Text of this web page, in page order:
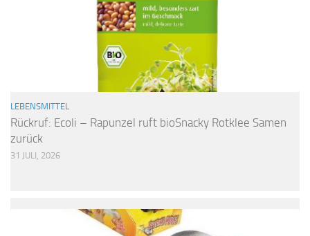
LEBENSMITTEL
Rückruf: Ecoli – Rapunzel ruft bioSnacky Rotklee Samen
zurück
31 JULI, 2026